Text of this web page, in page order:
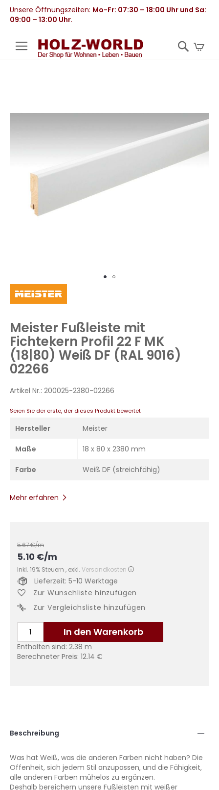
Unsere Öffnungszeiten: Mo-Fr: 07:30 – 18:00 Uhr und Sa:
09:00 – 13:00 Uhr.
springen
Zum
Anfang
springen
Meister Fußleiste mit
Fichtekern Profil 22 F MK
(18|80) Weiß DF (RAL 9016)
02266
Artikel Nr.: 200025-2380-02266
Seien Sie der erste, der dieses Produkt bewertet
Hersteller Meister
Maße 18 x 80 x 2380 mm
Farbe Weiß DF (streichfähig)
Mehr erfahren
5.67€/m
5.10 €/m
Inkl. 19% Steuern , exkl. Versandkosten
In den Warenkorb
Enthalten sind: 2.38 m
Berechneter Preis: 12.14 €
Lieferzeit: 5-10 Werktage
Zur Wunschliste hinzufügen
Zur Vergleichsliste hinzufügen
Beschreibung
Was hat Weiß, was die anderen Farben nicht haben? Die
Offenheit, sich jedem Stil anzupassen, und die Fähigkeit,
alle anderen Farben mühelos zu ergänzen.
Deshalb bereichern unsere Fußleisten mit weißer